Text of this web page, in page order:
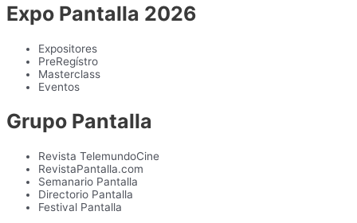
Expo Pantalla 2026
Expositores
PreRegístro
Masterclass
Eventos
Grupo Pantalla
Revista TelemundoCine
RevistaPantalla.com
Semanario Pantalla
Directorio Pantalla
Festival Pantalla